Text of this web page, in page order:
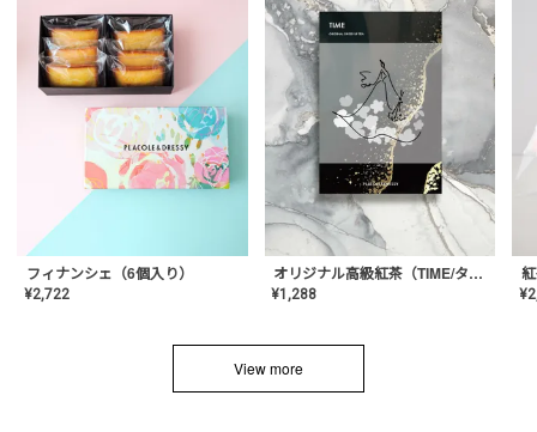
フィナンシェ（6個入り）
¥2,722
オリジナル高級紅茶（TIME/タイム）【ギフト/プチギフト/プレゼント/内祝い/結婚式/オリジナル配合/高品質/ハーブティー/茶葉/記念日/お返し/手土産/美容/おしゃれ】
¥1,288 ¥
View more